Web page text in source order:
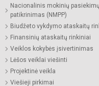
Nacionalinis mokinių pasiekimų
patikrinimas (NMPP)
Biudžeto vykdymo ataskaitų
Finansinių ataskaitų rinkiniai
Veiklos kokybės įsivertinimas
Lėšos veiklai viešinti
Projektinė veikla
Viešieji pirkimai